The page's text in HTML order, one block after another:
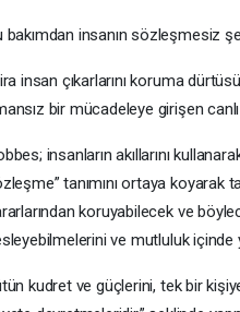
bakımdan insanın sözleşmesiz
insan çıkarlarını koruma
bir mücadeleye girişen
insanların akıllarını
tanımını ortaya koyarak
koruyabilecek ve
ve mutluluk
kudret ve güçlerini, tek bir